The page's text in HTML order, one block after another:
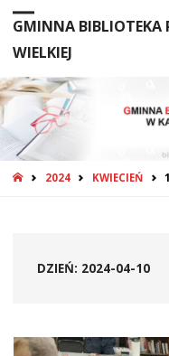
GMINNA BIBLIOTEKA
WIELKIEJ
STRONA
2024 KWIECIEŃ
DZIEŃ: 2024-04-10